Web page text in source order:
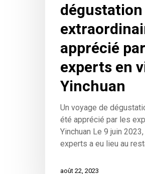
dégustation
apprécié
experts en
Yinchuan
Un voyage de
été apprécié par les
Yinchuan Le 9 juin
experts a eu lieu au
août 22, 2023